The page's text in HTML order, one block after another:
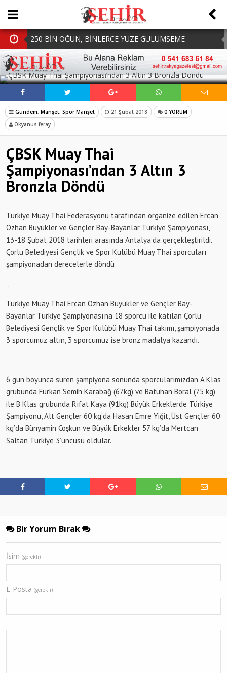
250 BİN ÖĞÜN, BİNLERCE YÜZE GÜLÜMSEME
BAŞKAN MÜGE YILDIZ TOPAK: ‘SOSYAL
BELEDİYECİLİKTE HİÇBİR HEMŞERİMİZİ YALNIZ
BIRAKMIYORUZ!’
MHP Çorlu İlçe Teşkilatında Yeni Dönem Başladı:
Mazbatalar Alındı
Dolu Vurdu, Büyükşehir Üreticiyi Yalnız Bırakmadı
SOFRALARDA BEREKETİ, GÖNÜLLERDE DAYANIŞMAYI
SOSYAL MEDYADA PAYLAŞ
Gündem, Manşet, Spor Manşet 21 Şubat 2018
0 YORUM
Okyanus feray
ÇBSK Muay Thai
Şampiyonası’ndan 3 Altın 3
Bronzla Döndü
Türkiye Muay Thai Federasyonu tarafından organize edilen Ercan
Özhan Büyükler ve Gençler Bay-Bayanlar Türkiye Şampiyonası,
13-18 Şubat 2018 tarihleri arasında Antalya’da gerçekleştirildi.
Çorlu Belediyesi Gençlik ve Spor Kulübü Muay Thai sporcuları
şampiyonadan derecelerle döndü
.
Türkiye Muay Thai Ercan Özhan Büyükler ve Gençler Bay-
Bayanlar Türkiye Şampiyonası’na 18 sporcu ile katılan Çorlu
Belediyesi Gençlik ve Spor Kulübü Muay Thai takımı, şampiyonada
3 sporcumuz altın, 3 sporcumuz ise bronz madalya kazandı.
6 gün boyunca süren şampiyona sonunda sporcularımızdan A Klas
grubunda Furkan Semih Karabağ (67kg) ve Batuhan Boral (75 kg)
ile B Klas grubunda Rıfat Kaya (91kg) Büyük Erkeklerde Türkiye
Şampiyonu, Alt Gençler 60 kg’da Hasan Emre Yiğit, Üst Gençler 60
kg’da Bünyamin Coşkun ve Büyük Erkekler 57 kg’da Mertcan
Saltan Türkiye 3’üncüsü oldular.
Bir Yorum Bırak
İsim (gerekli)
E-Posta (gerekli)